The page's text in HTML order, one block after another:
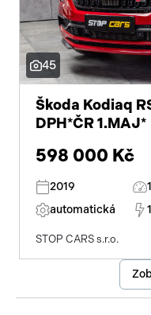
dotykové ovládání
venkovní teploměr
automatické
parkovací senzory
hlídání mrtvého úhlu
hlasové ovládání
10x airbag
45
Škoda Kodiaq
DPH*ČR 1.MAJ*
598 000 Kč
2019
automatická
STOP CARS s.r.o.